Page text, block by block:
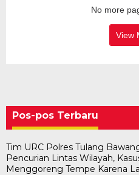
No more
View
Pos-pos Terbaru
Tim URC Polres Tulang
Pencurian Lintas Wilayah,
Menggoreng Tempe Karena